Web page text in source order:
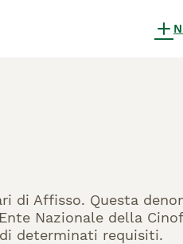
di Affisso. Questa
Nazionale della
determinati requisiti.